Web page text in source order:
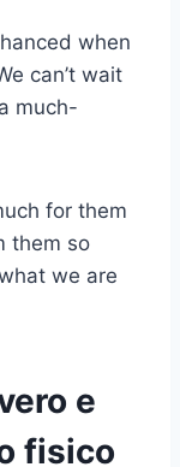
when
can’t wait
much-
for them
them so
we are
e
fisico